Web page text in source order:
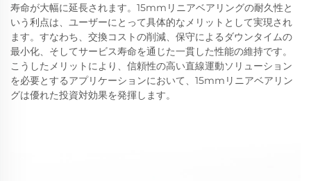
寿命が大幅に延長されます。15mmリニアベアリングの耐久性と
いう利点は、ユーザーにとって具体的なメリットとして実現され
ます。すなわち、交換コストの削減、保守によるダウンタイムの
最小化、そしてサービス寿命を通じた一貫した性能の維持です。
こうしたメリットにより、信頼性の高い直線運動ソリューション
を必要とするアプリケーションにおいて、15mmリニアベアリン
グは優れた投資対効果を発揮します。